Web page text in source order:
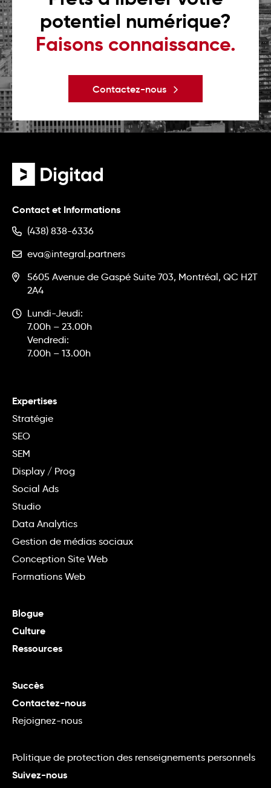
potentiel numérique?
Faisons connaissance.
Contactez-nous
Contact et Informations
(438) 838-6336
eva@integral.partners
5605 Avenue de Gaspé Suite 703, Montréal, QC H2T
2A4
Lundi-Jeudi:
7.00h – 23.00h
Vendredi:
7.00h – 13.00h
Expertises
Stratégie
SEO
SEM
Display / Prog
Social Ads
Studio
Data Analytics
Gestion de médias sociaux
Conception Site Web
Formations Web
Blogue
Culture
Ressources
Succès
Contactez-nous
Rejoignez-nous
Politique de protection des renseignements personnels
Suivez-nous